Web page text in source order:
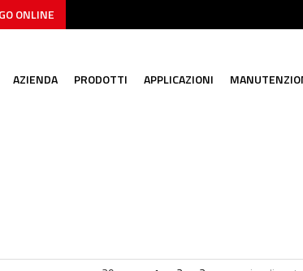
ONLINE
AZIENDA PRODOTTI APPLICAZIONI